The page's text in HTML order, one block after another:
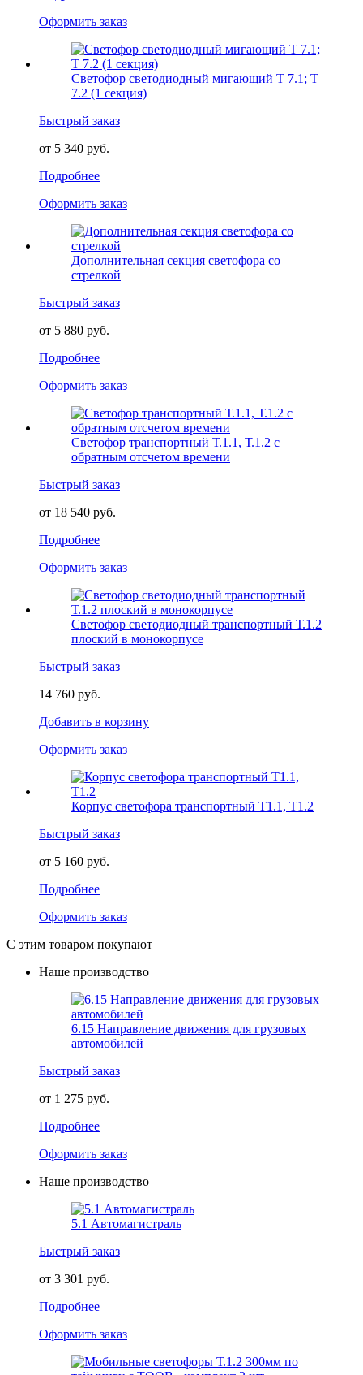
Оформить заказ
Светофор светодиодный мигающий Т 7.1; Т
7.2 (1 секция)
Быстрый заказ
от 5 340 руб.
Подробнее
Оформить заказ
Дополнительная секция светофора со
стрелкой
Быстрый заказ
от 5 880 руб.
Подробнее
Оформить заказ
Светофор транспортный Т.1.1, Т.1.2 с
обратным отсчетом времени
Быстрый заказ
от 18 540 руб.
Подробнее
Оформить заказ
Светофор светодиодный транспортный Т.1.2
плоский в монокорпусе
Быстрый заказ
14 760 руб.
Добавить в корзину
Оформить заказ
Корпус светофора транспортный Т1.1, Т1.2
Быстрый заказ
от 5 160 руб.
Подробнее
Оформить заказ
С этим товаром покупают
Наше производство
6.15 Направление движения для грузовых
автомобилей
Быстрый заказ
от 1 275 руб.
Подробнее
Оформить заказ
Наше производство
5.1 Автомагистраль
Быстрый заказ
от 3 301 руб.
Подробнее
Оформить заказ